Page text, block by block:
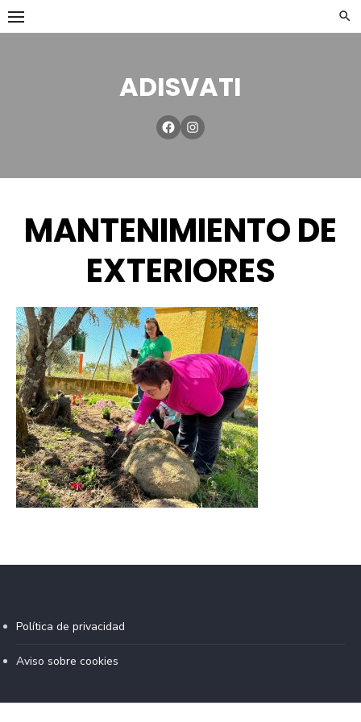
ADISVATI
MANTENIMIENTO DE
EXTERIORES
Política de privacidad
Aviso sobre cookies